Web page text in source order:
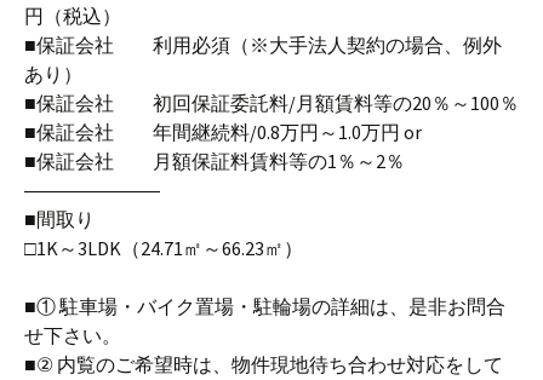
円（税込）
■保証会社 利用必須（※大手法人契約の場合、例外
あり）
■保証会社 初回保証委託料/月額賃料等の20％～100％
■保証会社 年間継続料/0.8万円～1.0万円 or
■保証会社 月額保証料賃料等の1％～2％
―――――――
■間取り
□1K～3LDK（24.71㎡～66.23㎡）
■① 駐車場・バイク置場・駐輪場の詳細は、是非お問合
せ下さい。
■② 内覧のご希望時は、物件現地待ち合わせ対応をして